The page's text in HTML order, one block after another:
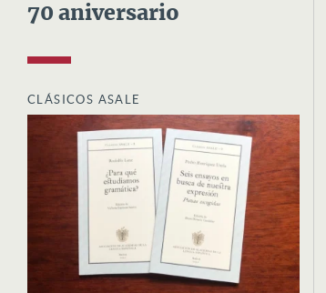
70 aniversario
CLÁSICOS ASALE